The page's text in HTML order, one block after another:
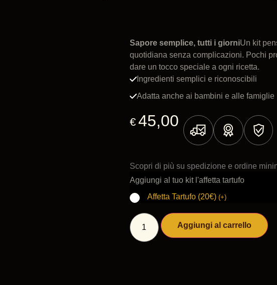
Sapore semplice, tutti i giorniUn kit
quotidiana senza complicazioni. Pochi
dare un tocco speciale a ogni ricetta.
Ingredienti semplici e riconoscibili
Adatta anche ai bambini e alle famiglie
45,00
€
Scopri di più su spedizione e ordine
Aggiungi al tuo kit l'affetta tartufo
Affetta Tartufo (20€) (+)
Aggiungi al carrello